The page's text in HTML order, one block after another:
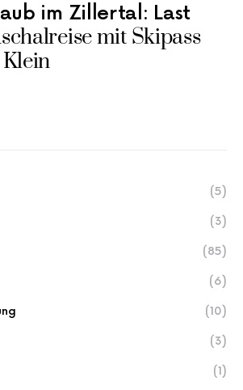
im Zillertal: Last
mit Skipass
(5)
(3)
(85)
(6)
(10)
(3)
(1)